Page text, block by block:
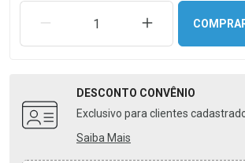
REMOVER UMA UNIDADEAUMENTAR UMA
DESCONTO CONVÊNIO
Exclusivo para clientes
Saiba Mais